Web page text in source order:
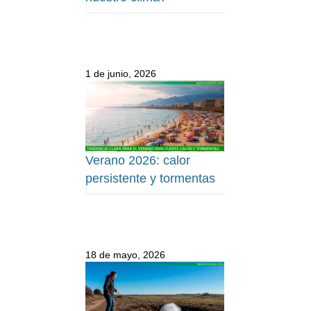
1 de junio, 2026
Verano 2026: calor
persistente y tormentas
18 de mayo, 2026